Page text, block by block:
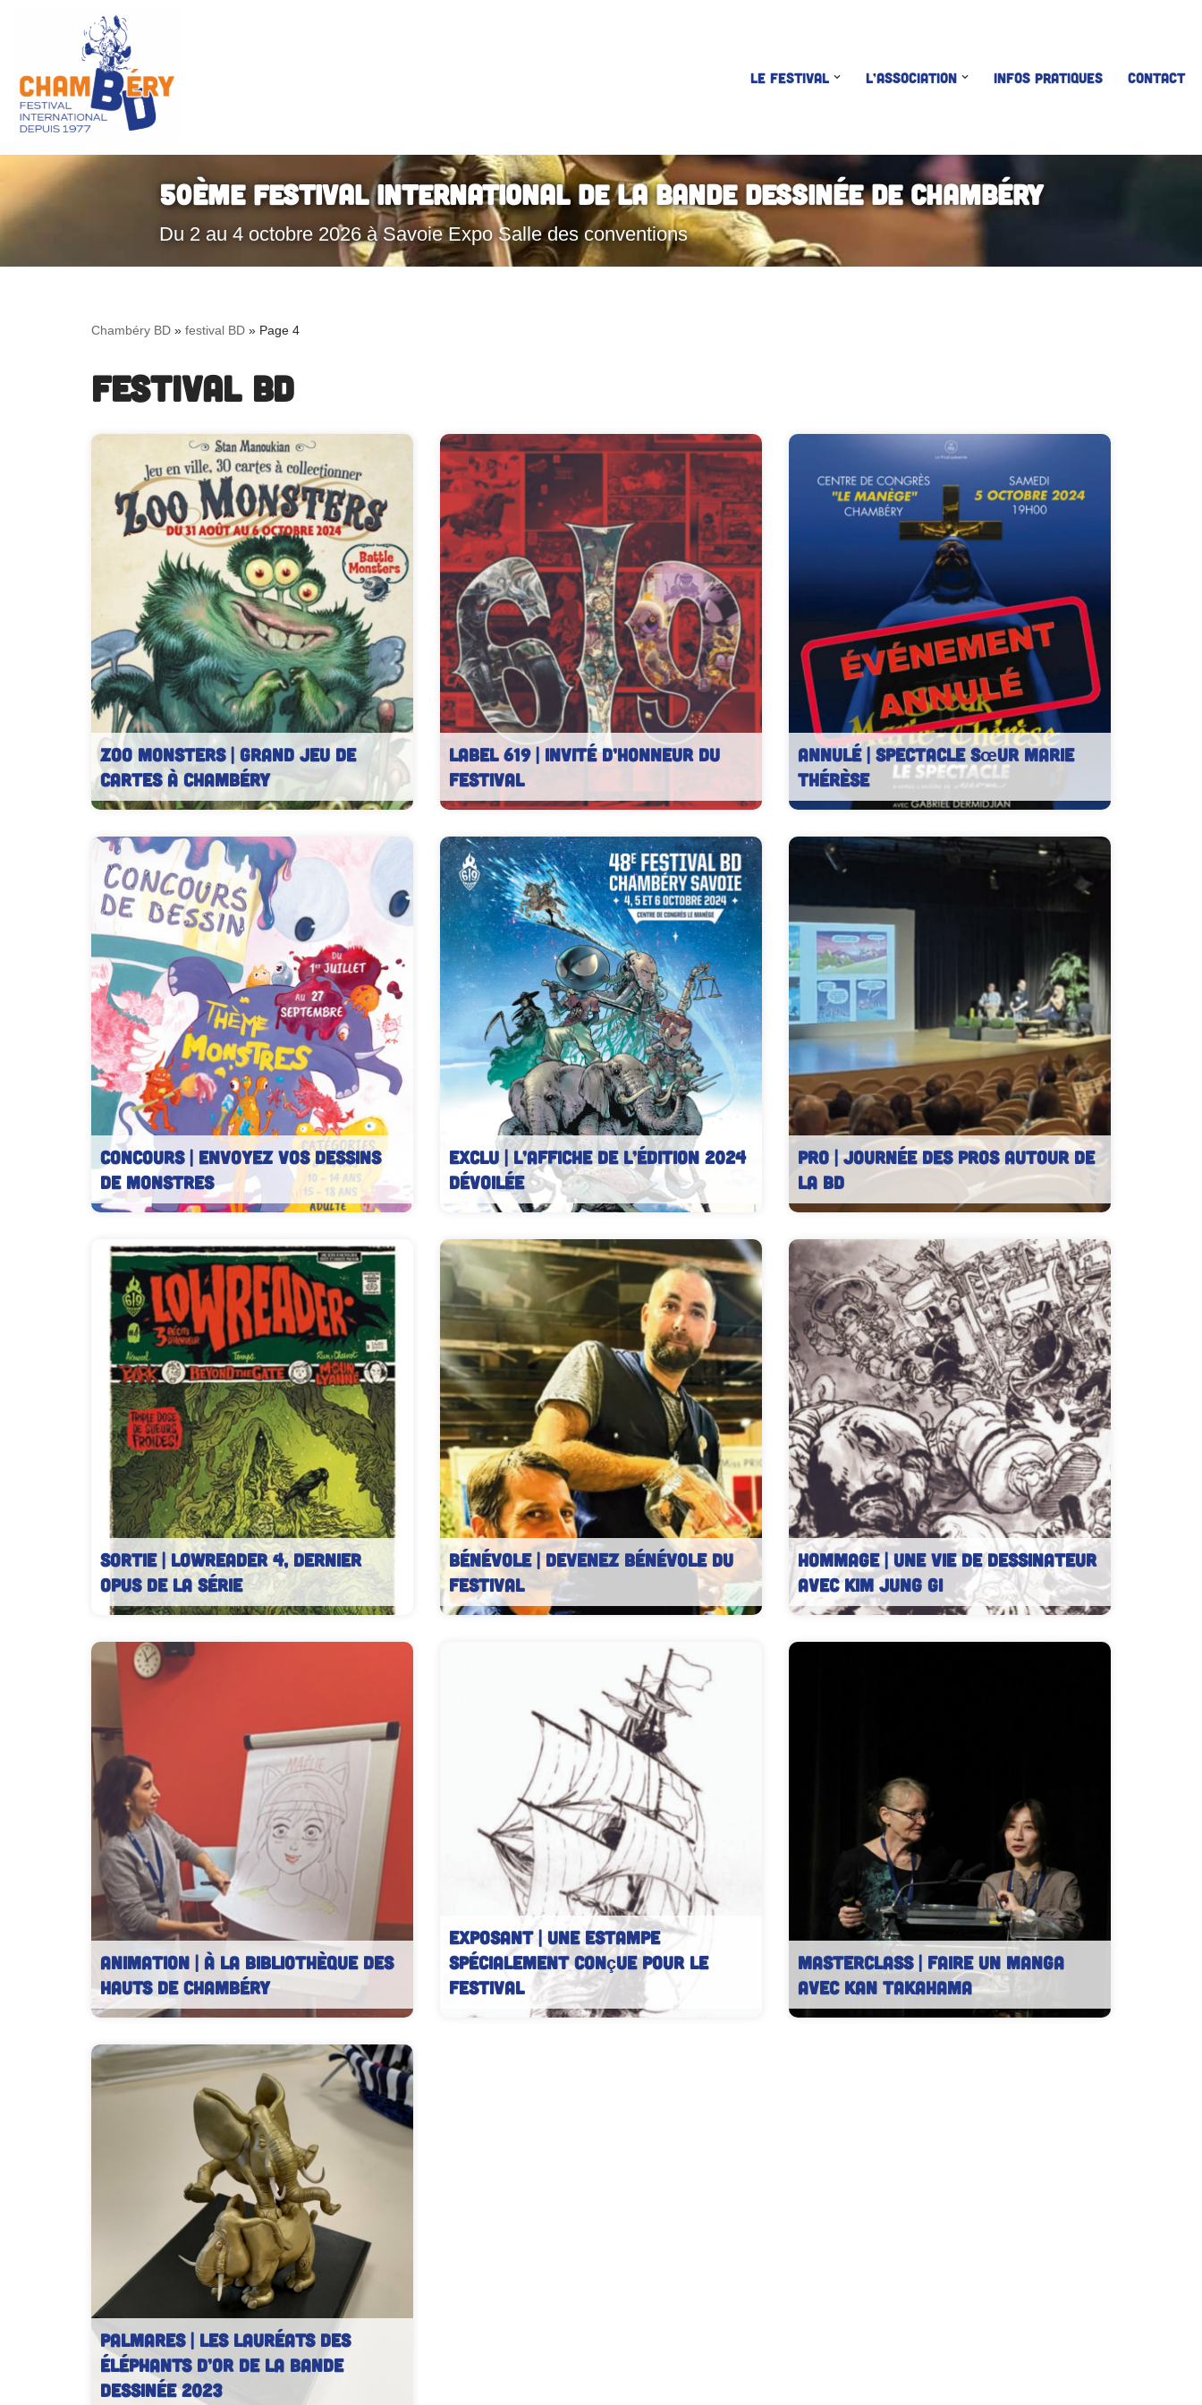
au
contenu
LE FESTIVAL L’ASSOCIATION INFOS PRATIQUES CONTACT
50ème Festival International de la Bande Dessinée de Chambéry
Du 2 au 4 octobre 2026 à Savoie Expo Salle des conventions
Chambéry BD » festival BD » Page 4
festival BD
ZOO MONSTERS | Grand jeu de
cartes à Chambéry
LABEL 619 | Invité d’honneur du
festival
ANNULÉ | Spectacle Sœur Marie
Thérèse
CONCOURS | Envoyez vos dessins
de Monstres
EXCLU | L’affiche de l’édition 2024
dévoilée
PRO | Journée des pros autour de
la BD
SORTIE | Lowreader 4, dernier
opus de la série
BÉNÉVOLE | Devenez bénévole du
festival
HOMMAGE | Une vie de dessinateur
avec Kim Jung GI
ANIMATION | À la Bibliothèque des
Hauts de Chambéry
Animation dessin avec Luisa Russo.
EXPOSANT | Une estampe
spécialement conçue pour le
festival
MASTERCLASS | Faire un manga
avec Kan TAKAHAMA
PALMARES | Les lauréats des
éléphants d’or de la bande
dessinée 2023